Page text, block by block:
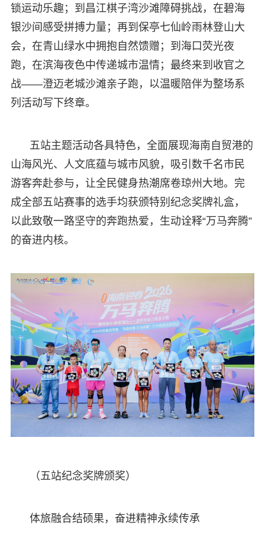
锁运动乐趣；到昌江棋子湾沙滩障碍挑战，在碧海
银沙间感受拼搏力量；再到保亭七仙岭雨林登山大
会，在青山绿水中拥抱自然馈赠；到海口荧光夜
跑，在滨海夜色中传递城市温情；最终来到收官之
战——澄迈老城沙滩亲子跑，以温暖陪伴为整场系
列活动写下终章。
五站主题活动各具特色，全面展现海南自贸港的
山海风光、人文底蕴与城市风貌，吸引数千名市民
游客奔赴参与，让全民健身热潮席卷琼州大地。完
成全部五站赛事的选手均获颁特别纪念奖牌礼盒，
以此致敬一路坚守的奔跑热爱，生动诠释“万马奔腾”
的奋进内核。
（五站纪念奖牌颁奖）
体旅融合结硕果，奋进精神永续传承